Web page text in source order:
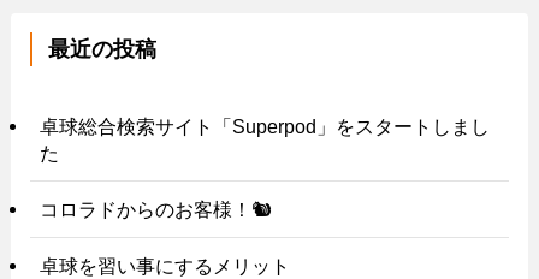
最近の投稿
卓球総合検索サイト「Superpod」をスタートしまし
た
コロラドからのお客様！🐿️
卓球を習い事にするメリット